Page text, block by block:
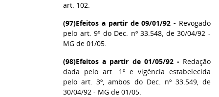
art. 102.
(97)Efeitos a partir de 09/01/92 - Revogado
pelo art. 9º do Dec. nº 33.548, de 30/04/92 -
MG de 01/05.
(98)Efeitos a partir de 01/05/92 -Redação
dada pelo art. 1º e vigência estabelecida
pelo art. 3º, ambos do Dec. nº 33.549, de
30/04/92 - MG de 01/05.